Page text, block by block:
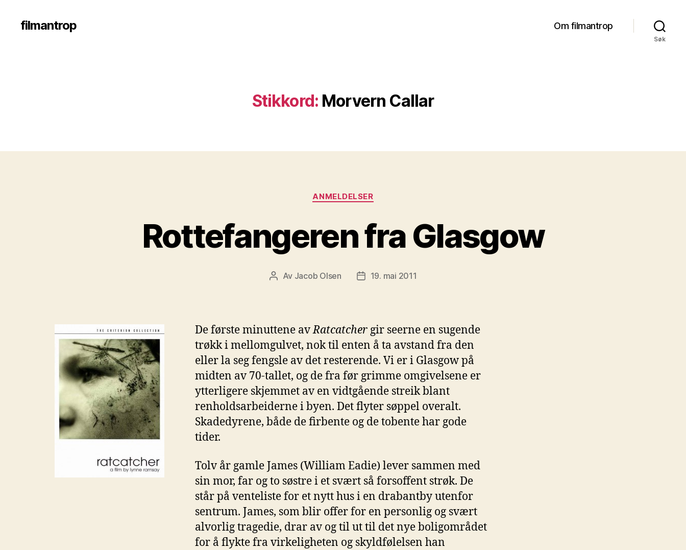
filmantrop Om filmantrop
Søk
Stikkord: Morvern Callar
Kategorier
ANMELDELSER
Rottefangeren fra Glasgow
Innleggsforfatter
Av Jacob Olsen Publiseringsdato
19. mai 2011
De første minuttene avRatcatcher gir seerne en sugende
trøkk i mellomgulvet, nok til enten å ta avstand fra den
eller la seg fengsle av det resterende. Vi er i Glasgow på
midten av 70-tallet, og de fra før grimme omgivelsene er
ytterligere skjemmet av en vidtgående streik blant
renholdsarbeiderne i byen. Det flyter søppel overalt.
Skadedyrene, både de firbente og de tobente har gode
tider.
Tolv år gamle James (William Eadie) lever sammen med
sin mor, far og to søstre i et svært så forsoffent strøk. De
står på venteliste for et nytt hus i en drabantby utenfor
sentrum. James, som blir offer for en personlig og svært
alvorlig tragedie, drar av og til ut til det nye boligområdet
for å flykte fra virkeligheten og skyldfølelsen han